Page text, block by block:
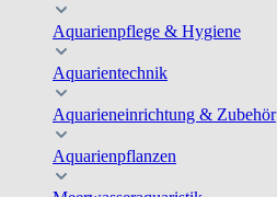
Aquarienpflege & Hygiene
Aquarientechnik
Aquarieneinrichtung & Zubehör
Aquarienpflanzen